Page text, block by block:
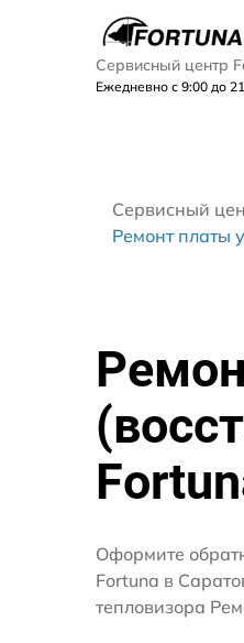
Сервисный центр
Ежедневно с 9:00 до
Сервисный
Ремонт платы
Оформите
Fortuna в
тепловизора